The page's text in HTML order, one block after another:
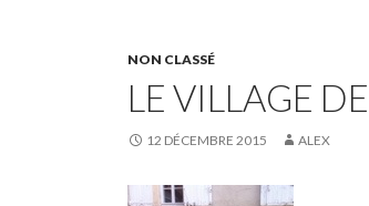
NON CLASSÉ
LE VILLAGE
12 DÉCEMBRE 2015 ALEX